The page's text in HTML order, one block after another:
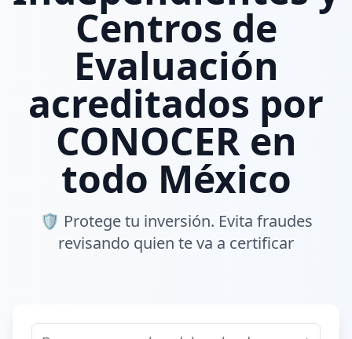
Centros de
Evaluación
acreditados por
CONOCER en
todo México
🛡️ Protege tu inversión. Evita fraudes
revisando quien te va a certificar